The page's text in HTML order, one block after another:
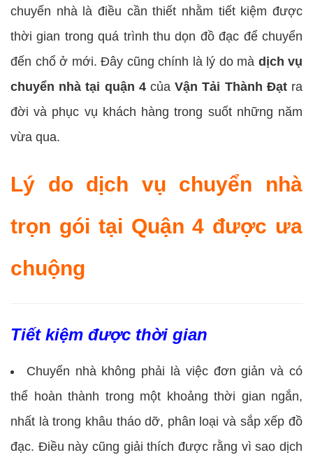
chuyển nhà là điều cần thiết nhằm tiết kiệm được
thời gian trong quá trình thu dọn đồ đạc để chuyển
đến chổ ở mới. Đây cũng chính là lý do mà dịch vụ
chuyển nhà tại quận 4củaVận Tải Thành Đạtra
đời và phục vụ khách hàng trong suốt những năm
vừa qua.
Lý do dịch vụ chuyển nhà
trọn gói tại Quận 4 được ưa
chuộng
Tiết kiệm được thời gian
Chuyển nhà không phải là việc đơn giản và có
thể hoàn thành trong một khoảng thời gian ngắn,
nhất là trong khâu tháo dỡ, phân loại và sắp xếp đồ
đạc. Điều này cũng giải thích được rằng vì sao dịch